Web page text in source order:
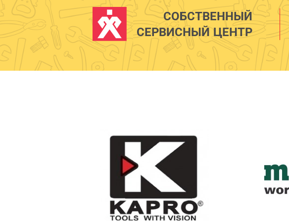
СОБСТВЕННЫЙ
СЕРВИСНЫЙ ЦЕНТР